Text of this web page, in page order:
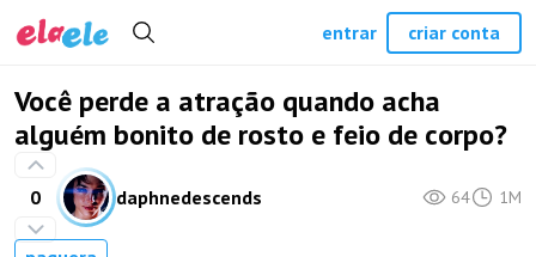
Você perde a atração quando acha
alguém bonito de rosto e feio de corpo?
0 daphnedescends 64 1M
entrar criar conta